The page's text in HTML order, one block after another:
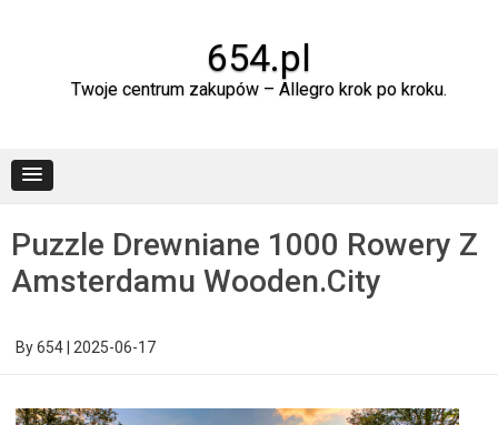
654.pl
Twoje centrum zakupów – Allegro krok po kroku.
Puzzle Drewniane 1000 Rowery Z
Amsterdamu Wooden.City
By654 2025-06-17